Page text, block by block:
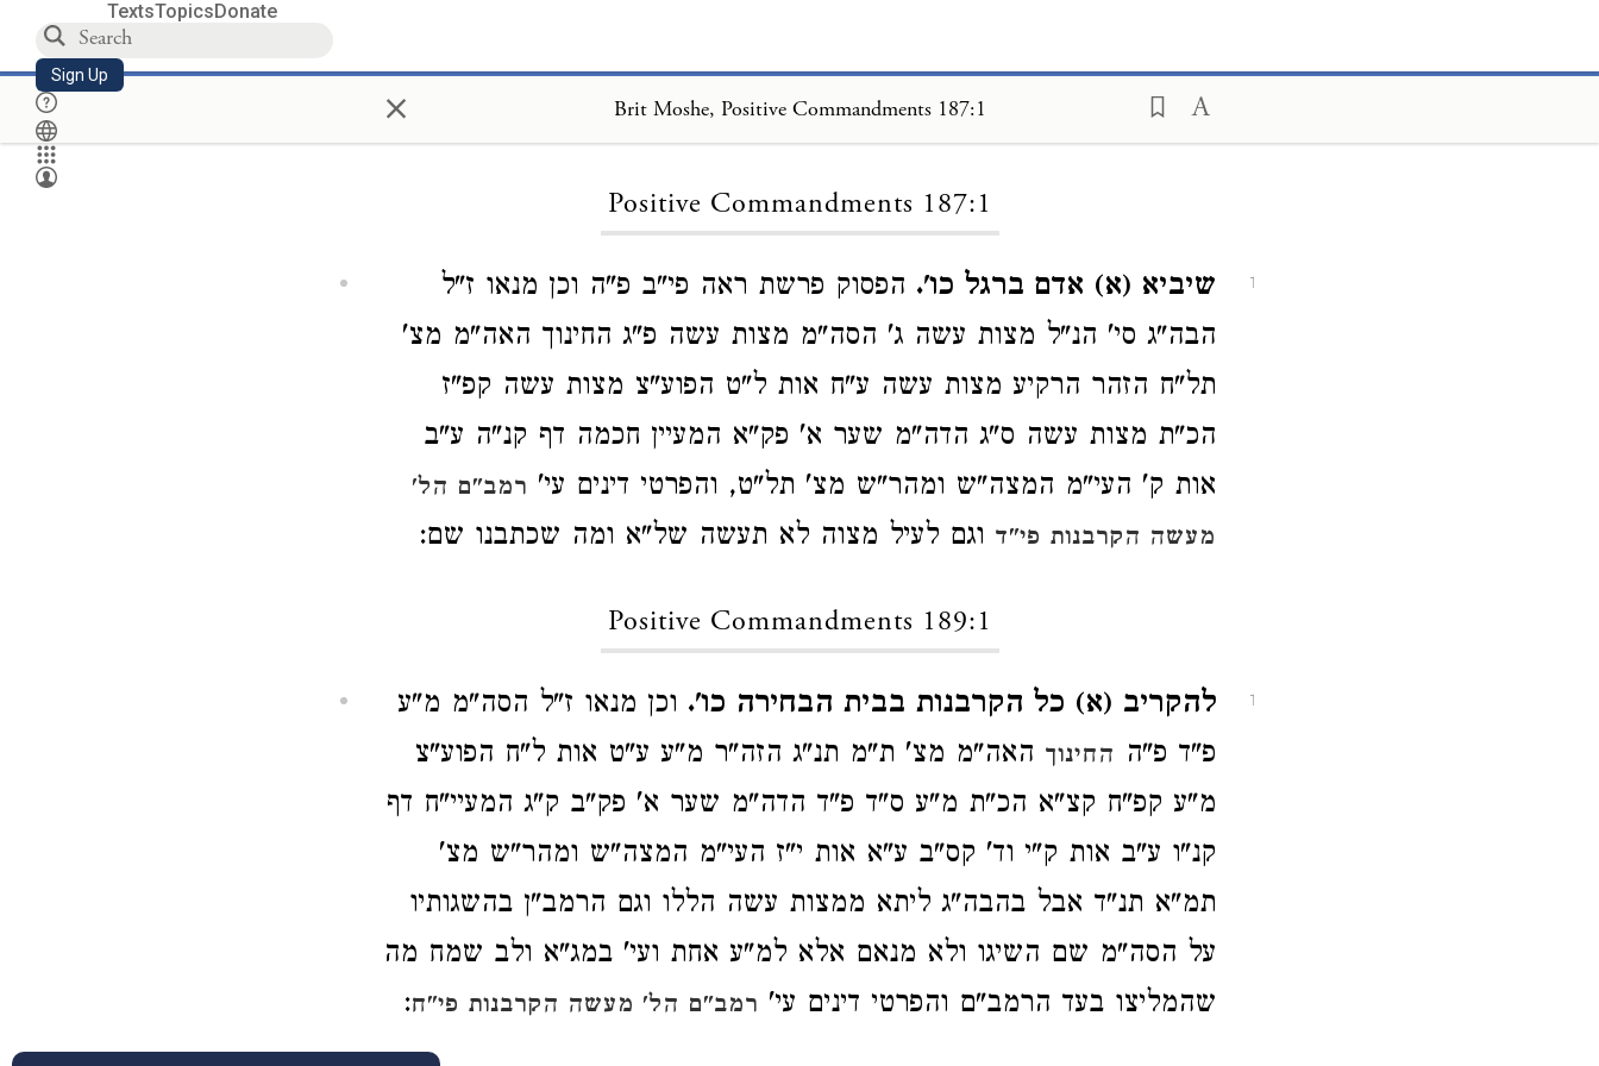
TextsTopicsDonate
Sign Up × Brit Moshe, Positive Commandments 187:1
Positive Commandments 187:1
1 שיביא (א) אדם ברגל כו'. הפסוק פרשת ראה פי"ב פ"ה וכן מנאו ז"ל
הבה"ג סי' הנ"ל מצות עשה ג' הסה"מ מצות עשה פ"ג החינוך האה"מ מצ'
תל"ח הזהר הרקיע מצות עשה ע"ח אות ל"ט הפוע"צ מצות עשה קפ"ז
הכ"ת מצות עשה ס"ג הדה"מ שער א' פק"א המעיין חכמה דף קנ"ה ע"ב
אות ק' העי"מ המצה"ש ומהר"ש מצ' תל"ט, והפרטי דינים עי' רמב"ם הל'
מעשה הקרבנות פי"ד וגם לעיל מצוה לא תעשה של"א ומה שכתבנו שם:
Positive Commandments 189:1
1 להקריב (א) כל הקרבנות בבית הבחירה כו'. וכן מנאו ז"ל הסה"מ מ"ע
פ"ד פ"ה החינוך האה"מ מצ' ת"מ תנ"ג הזה"ר מ"ע ע"ט אות ל"ח הפוע"צ
מ"ע קפ"ח קצ"א הכ"ת מ"ע ס"ד פ"ד הדה"מ שער א' פק"ב ק"ג המעיי"ח דף
קנ"ו ע"ב אות ק"י וד' קס"ב ע"א אות י"ז העי"מ המצה"ש ומהר"ש מצ'
תמ"א תנ"ד אבל בהבה"ג ליתא ממצות עשה הללו וגם הרמב"ן בהשגותיו
על הסה"מ שם השיגו ולא מנאם אלא למ"ע אחת ועי' במג"א ולב שמח מה
שהמליצו בעד הרמב"ם והפרטי דינים עי' רמב"ם הל' מעשה הקרבנות פי"ח: